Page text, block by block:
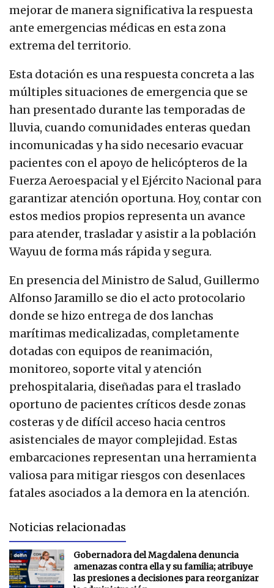
mejorar de manera significativa la respuesta
ante emergencias médicas en esta zona
extrema del territorio.
Esta dotación es una respuesta concreta a las
múltiples situaciones de emergencia que se
han presentado durante las temporadas de
lluvia, cuando comunidades enteras quedan
incomunicadas y ha sido necesario evacuar
pacientes con el apoyo de helicópteros de la
Fuerza Aeroespacial y el Ejército Nacional para
garantizar atención oportuna. Hoy, contar con
estos medios propios representa un avance
para atender, trasladar y asistir a la población
Wayuu de forma más rápida y segura.
En presencia del Ministro de Salud, Guillermo
Alfonso Jaramillo se dio el acto protocolario
donde se hizo entrega de dos lanchas
marítimas medicalizadas, completamente
dotadas con equipos de reanimación,
monitoreo, soporte vital y atención
prehospitalaria, diseñadas para el traslado
oportuno de pacientes críticos desde zonas
costeras y de difícil acceso hacia centros
asistenciales de mayor complejidad. Estas
embarcaciones representan una herramienta
valiosa para mitigar riesgos con desenlaces
fatales asociados a la demora en la atención.
Noticias relacionadas
Gobernadora del Magdalena denuncia
amenazas contra ella y su familia; atribuye
las presiones a decisiones para reorganizar